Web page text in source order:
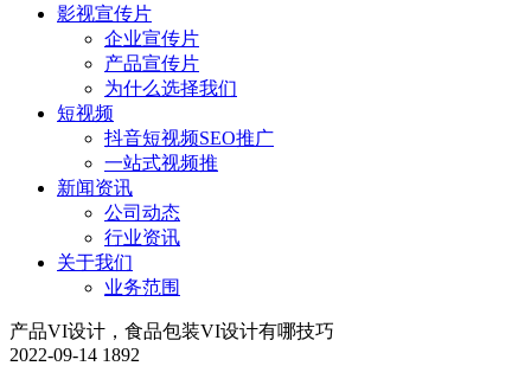
影视宣传片
企业宣传片
产品宣传片
为什么选择我们
短视频
抖音短视频SEO推广
一站式视频推
新闻资讯
公司动态
行业资讯
关于我们
业务范围
产品VI设计，食品包装VI设计有哪技巧
2022-09-14 1892